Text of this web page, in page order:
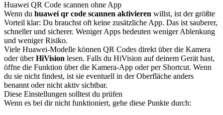
Huawei QR Code scannen ohne App
Wenn du huawei qr code scannen aktivieren willst, ist der größte
Vorteil klar: Du brauchst oft keine zusätzliche App. Das ist sauberer,
schneller und sicherer. Weniger Apps bedeuten weniger Ablenkung
und weniger Risiko.
Viele Huawei-Modelle können QR Codes direkt über die Kamera
oder überHiVision lesen. Falls du HiVision auf deinem Gerät hast,
öffne die Funktion über die Kamera-App oder per Shortcut. Wenn
du sie nicht findest, ist sie eventuell in der Oberfläche anders
benannt oder nicht aktiv sichtbar.
Diese Einstellungen solltest du prüfen
Wenn es bei dir nicht funktioniert, gehe diese Punkte durch: